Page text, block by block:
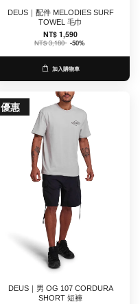
DEUS｜配件 MELODIES SURF
TOWEL 毛巾
NT$ 1,590
NT$ 3,180 -50%
加入購物車
優惠
DEUS｜男 OG 107 CORDURA
SHORT 短褲